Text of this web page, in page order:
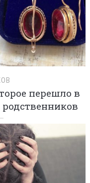
перешло в